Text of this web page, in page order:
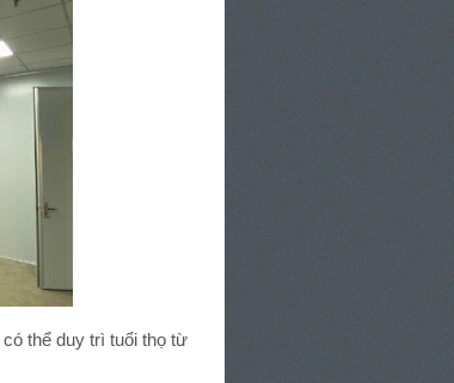
có thể duy trì tuổi thọ từ